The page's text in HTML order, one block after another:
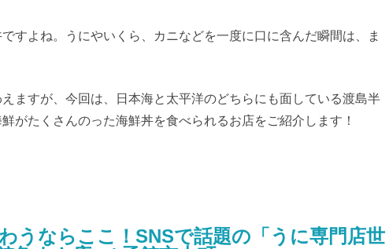
すよね。うにやいくら、カニなどを一度に口に含んだ瞬間は、ま
ますが、今回は、日本海と太平洋のどちらにも面している渡島半
がたくさんのった海鮮丼を食べられるお店をご紹介します！
うならここ！SNSで話題の「うに専門店世